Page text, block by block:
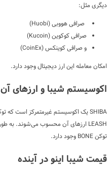
دیگری مثل:
صرافی هووبی (Huobi)
صرافی کوکوین (Kucoin)
و صرافی کوینکس (CoinEx)
امکان معامله این ارز دیجیتال وجود دارد.
اکوسیستم شیبا و ارزهای آن
توکن BONE وجود دارد.
قیمت شیبا اینو در آینده